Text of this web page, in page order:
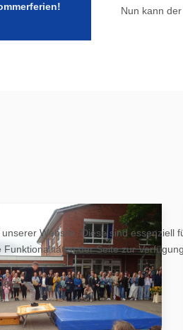
Nun kann
Website. Diese sind
der Seite zur